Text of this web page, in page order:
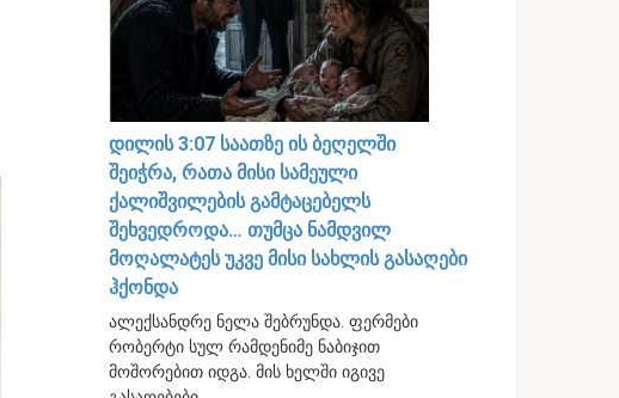
დილის 3:07 საათზე ის ბეღელში
შეიჭრა, რათა მისი სამეული
ქალიშვილების გამტაცებელს
შეხვედროდა… თუმცა ნამდვილ
მოღალატეს უკვე მისი სახლის გასაღები
ჰქონდა
ალექსანდრე ნელა შებრუნდა. ფერმები
რობერტი სულ რამდენიმე ნაბიჯით
მოშორებით იდგა. მის ხელში იგივე